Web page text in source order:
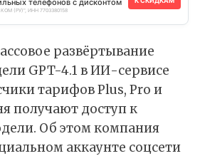
(РУ)", ИНН 7703380158
развёртывание
GPT-4.1 в ИИ-сервисе
тарифов Plus, Pro и
получают доступ к
Об этом компания
аккаунте соцсети